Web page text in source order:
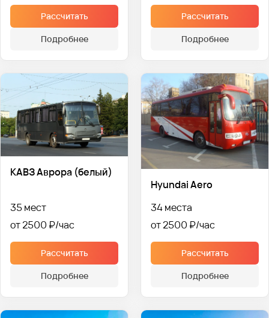
Рассчитать
Подробнее
Рассчитать
Подробнее
КАВЗ Аврора (белый)
35 мест
от 2500 ₽
Рассчитать
Подробнее
Hyundai Aero
34 места
от 2500 ₽
Рассчитать
Подробнее